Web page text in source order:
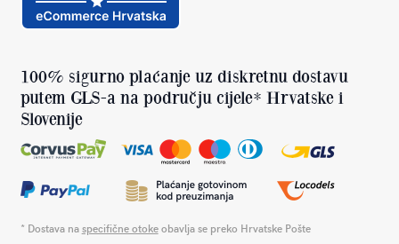
100% sigurno plaćanje uz diskretnu dostavu
putem GLS-a na području cijele* Hrvatske i
Slovenije
* Dostava naspecifične otokeobavlja se preko Hrvatske Pošte